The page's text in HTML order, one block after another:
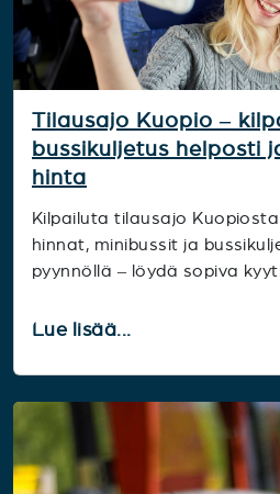
Tilausajo Kuopio –
bussikuljetus helposti
hinta
Kilpailuta tilausajo
hinnat, minibussit ja
pyynnöllä – löydä sopiva
Lue lisää...